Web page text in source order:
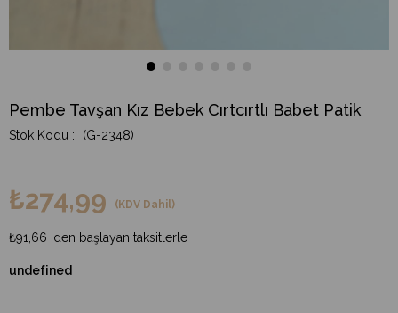
Pembe Tavşan Kız Bebek Cırtcırtlı Babet Patik
(G-2348)
₺274,99 (KDV Dahil)
₺91,66 'den başlayan taksitlerle
undefined